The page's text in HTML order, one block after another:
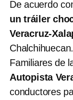
De acuerdo
un tráiler
Veracruz-
Chalchihuecan.
Familiares de
Autopista
conductores